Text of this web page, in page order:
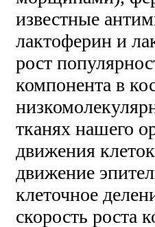
известные
лактоферин и
рост
компонента в
тканях нашего
движения
движение
клеточное
скорость роста